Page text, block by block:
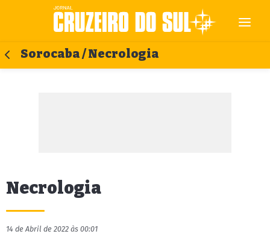
Sorocaba / Necrologia
Necrologia
14 de Abril de 2022 às 00:01